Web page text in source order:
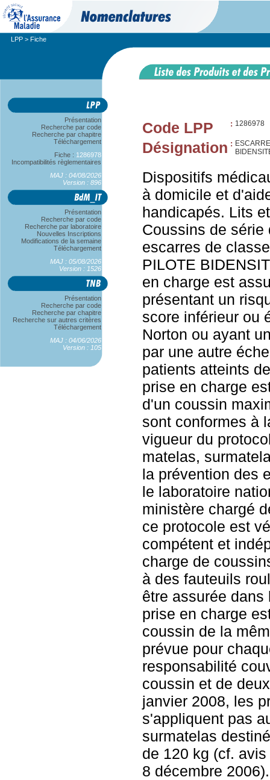
LPP > Fiche
Présentation
Recherche par code
Recherche par chapitre
Téléchargement
Fiche : 1286978
Incompatibilités règlementaires
MAJ : 04/08/2026
Version : 896
Présentation
Recherche par code
Recherche par laboratoire
Nouvelles Inscriptions
Modifications de la semaine
Téléchargement
MAJ : 05/08/2026
Version : 1526
Présentation
Recherche par code
Recherche par chapitre
Recherche sur autres critères
Téléchargement
MAJ : 04/06/2026
Version : 105
Code LPP : 1286978
Désignation :
Dispositifs
à domicile et
handicapés. Lits
Coussins de série
escarres de
PILOTE
en charge est
présentant un
score inférieur ou
Norton ou ayant
par une autre
patients atteints
prise en charge
d'un coussin
sont conformes à
vigueur du
matelas,
la prévention des
le laboratoire
ministère chargé
ce protocole est
compétent et
charge de
à des fauteuils
être assurée
prise en charge
coussin de la
prévue pour
responsabilité
coussin et de
janvier 2008, les
s'appliquent pas
surmatelas
de 120 kg (cf.
8 décembre 2006).